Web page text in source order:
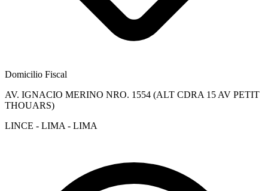
Domicilio Fiscal
AV. IGNACIO MERINO NRO. 1554 (ALT CDRA 15 AV PETIT
THOUARS)
LINCE - LIMA - LIMA